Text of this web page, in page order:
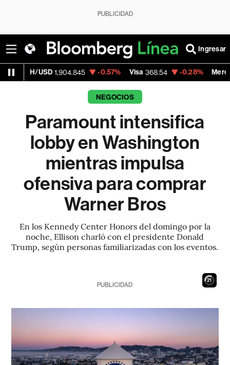
PUBLICIDAD
Ingresar
-0.57% Visa 368.54 -0.28% MercadoLibre
NEGOCIOS
Paramount intensifica
lobby en Washington
mientras impulsa
ofensiva para comprar
Warner Bros
En los Kennedy Center Honors del domingo por la
noche, Ellison charló con el presidente Donald
Trump, según personas familiarizadas con los eventos.
20
PUBLICIDAD